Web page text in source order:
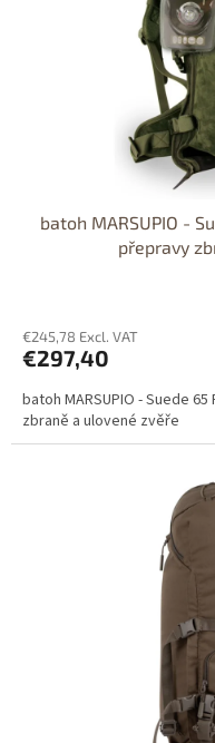
batoh MARSUPIO -
přepravy
€245,78 Excl. VAT
€297,40
batoh MARSUPIO - Suede
zbraně a ulovené zvěře